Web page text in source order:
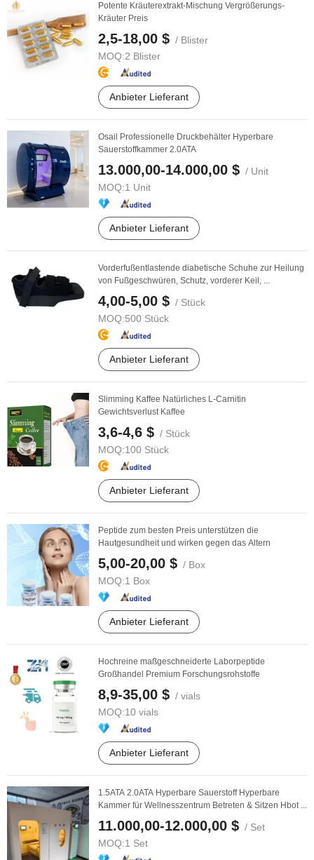
Potente Kräuterextrakt-Mischung Vergrößerungs-
Kräuter Preis
2,5-18,00 $ / Blister
MOQ:2 Blister
Anbieter Lieferant
Osail Professionelle Druckbehälter Hyperbare
Sauerstoffkammer 2.0ATA
13.000,00-14.000,00 $ / Unit
MOQ:1 Unit
Anbieter Lieferant
Vorderfußentlastende diabetische Schuhe zur Heilung
von Fußgeschwüren, Schutz, vorderer Keil, ...
4,00-5,00 $ / Stück
MOQ:500 Stück
Anbieter Lieferant
Slimming Kaffee Natürliches L-Carnitin
Gewichtsverlust Kaffee
3,6-4,6 $ / Stück
MOQ:100 Stück
Anbieter Lieferant
Peptide zum besten Preis unterstützen die
Hautgesundheit und wirken gegen das Altern
5,00-20,00 $ / Box
MOQ:1 Box
Anbieter Lieferant
Hochreine maßgeschneiderte Laborpeptide
Großhandel Premium Forschungsrohstoffe
8,9-35,00 $ / vials
MOQ:10 vials
Anbieter Lieferant
1.5ATA 2.0ATA Hyperbare Sauerstoff Hyperbare
Kammer für Wellnesszentrum Betreten & Sitzen Hbot ...
11.000,00-12.000,00 $ / Set
MOQ:1 Set